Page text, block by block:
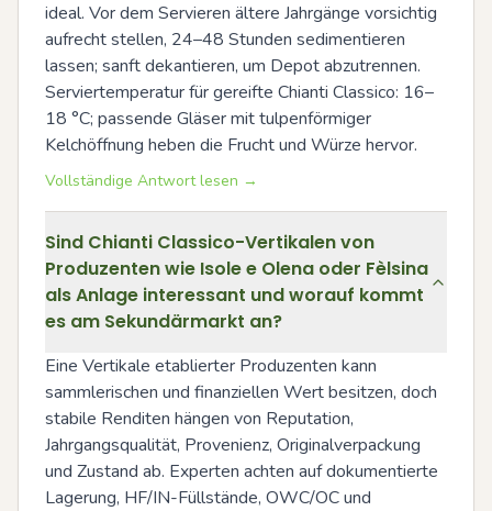
ideal. Vor dem Servieren ältere Jahrgänge vorsichtig
aufrecht stellen, 24–48 Stunden sedimentieren
lassen; sanft dekantieren, um Depot abzutrennen.
Serviertemperatur für gereifte Chianti Classico: 16–
18 °C; passende Gläser mit tulpenförmiger
Kelchöffnung heben die Frucht und Würze hervor.
Vollständige Antwort lesen →
Sind Chianti Classico-Vertikalen von
Produzenten wie Isole e Olena oder Fèlsina
als Anlage interessant und worauf kommt
es am Sekundärmarkt an?
Eine Vertikale etablierter Produzenten kann
sammlerischen und finanziellen Wert besitzen, doch
stabile Renditen hängen von Reputation,
Jahrgangsqualität, Provenienz, Originalverpackung
und Zustand ab. Experten achten auf dokumentierte
Lagerung, HF/IN-Füllstände, OWC/OC und